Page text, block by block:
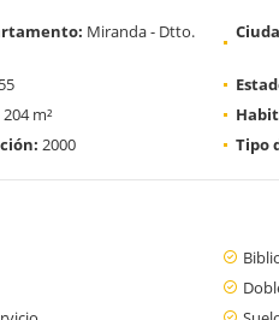
Miranda - Dtto.
204 m²
2000 Tipo